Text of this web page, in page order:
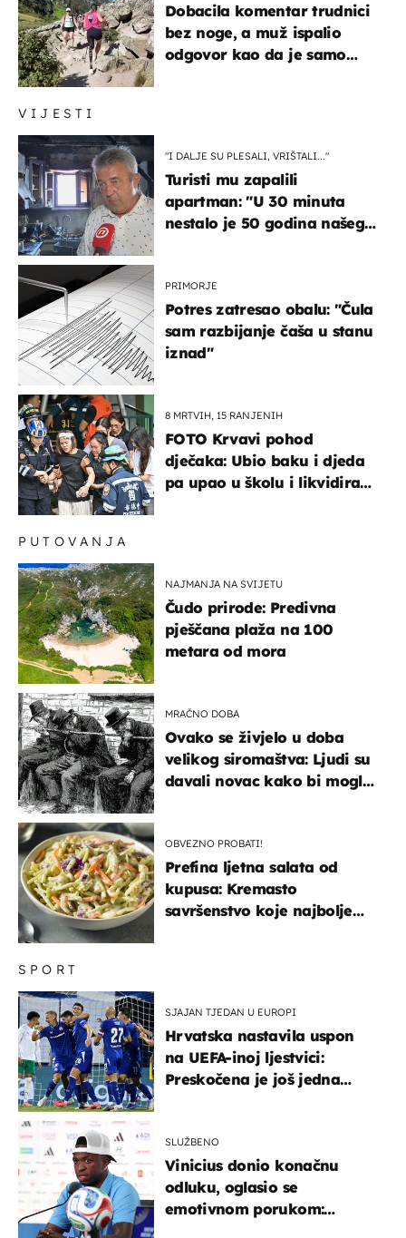
VIJESTI
"I DALJE SU PLESALI, VRIŠTALI..."
Turisti mu zapalili
apartman: "U 30 minuta
nestalo je 50 godina našeg
PRIMORJE
Potres zatresao obalu: "Čula
sam razbijanje čaša u stanu
iznad"
8 MRTVIH, 15 RANJENIH
FOTO Krvavi pohod
dječaka: Ubio baku i djeda
pa upao u školu i likvidirao
Dobacila komentar trudnici
bez noge, a muž ispalio
odgovor kao da je samo
SPORT
SJAJAN TJEDAN U EUROPI
Hrvatska nastavila uspon
na UEFA-inoj ljestvici:
Preskočena je još jedna
SLUŽBENO
Vinicius donio konačnu
odluku, oglasio se
emotivnom porukom:
PUTOVANJA
NAJMANJA NA SVIJETU
Čudo prirode: Predivna
pješčana plaža na 100
metara od mora
MRAČNO DOBA
Ovako se živjelo u doba
velikog siromaštva: Ljudi su
davali novac kako bi mogli
OBVEZNO PROBATI!
Prefina ljetna salata od
kupusa: Kremasto
savršenstvo koje najbolje